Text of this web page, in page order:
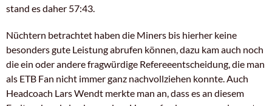
stand es daher 57:43.
Nüchtern betrachtet haben die Miners bis hierher keine
besonders gute Leistung abrufen können, dazu kam auch noch
die ein oder andere fragwürdige Refereeentscheidung, die man
als ETB Fan nicht immer ganz nachvollziehen konnte. Auch
Headcoach Lars Wendt merkte man an, dass es an diesem